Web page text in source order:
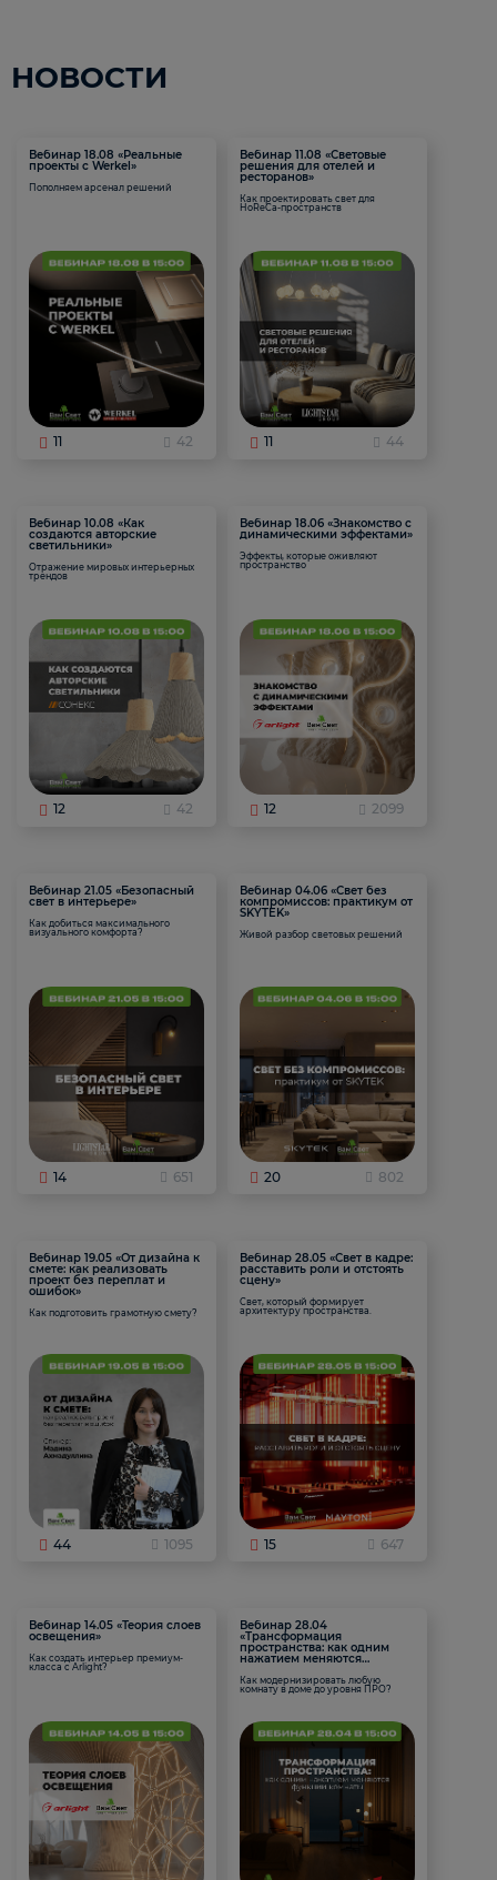
НОВОСТИ
Вебинар 18.08 «Реальные
проекты с Werkel»
Пополняем арсенал решений
11 42
Вебинар 11.08 «Световые
решения для отелей и
ресторанов»
Как проектировать свет для
HoReCa-пространств
11 44
Вебинар 10.08 «Как
создаются авторские
светильники»
Отражение мировых интерьерных
трендов
12 42
Вебинар 18.06 «Знакомство с
динамическими эффектами»
Эффекты, которые оживляют
пространство
12 2099
Вебинар 21.05 «Безопасный
свет в интерьере»
Как добиться максимального
визуального комфорта?
14 651
Вебинар 04.06 «Свет без
компромиссов: практикум от
SKYTEK»
Живой разбор световых решений
20 802
Вебинар 19.05 «От дизайна к
смете: как реализовать
проект без переплат и
ошибок»
Как подготовить грамотную смету?
44 1095
Вебинар 28.05 «Свет в кадре:
расставить роли и отстоять
сцену»
Свет, который формирует
архитектуру пространства.
15 647
Вебинар 14.05 «Теория слоев
освещения»
Как создать интерьер премиум-
класса с Arlight?
Вебинар 28.04
«Трансформация
пространства: как одним
нажатием меняются
Как модернизировать любую
комнату в доме до уровня ПРО?